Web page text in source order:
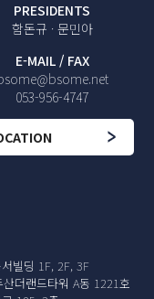
PRESIDENTS
함돈규 · 문민아
E-MAIL / FAX
053-956-4747
빌딩 1F, 2F, 3F
더랜드타워 A동 1221호